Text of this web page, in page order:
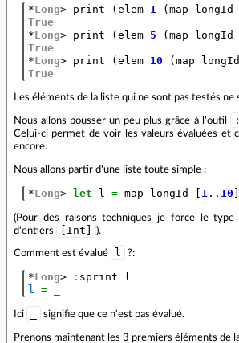
*Long> print (elem 1 (map longId
True
*Long> print (elem 5 (map longId
True
*Long> print (elem 10 (map longId
True
Les éléments de la liste qui ne sont pas testés ne
Nous allons pousser un peu plus grâce à l'outil
Celui-ci permet de voir les valeurs évaluées et
encore.
Nous allons partir d'une liste toute simple :
*Long> let l = map longId [ 1 .. 10 ]
(Pour des raisons techniques je force le
d'entiers
[Int] ).
Comment est évalué l ?:
*Long> : sprint
l
l =
Ici signifie que ce n'est pas évalué.
Prenons maintenant les 3 premiers éléments de